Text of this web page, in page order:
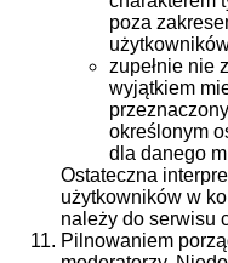
poza
zupełnie nie
wyjątkiem
określonym
dla danego
Ostateczna
użytkowników w
należy do serwisu
Pilnowaniem